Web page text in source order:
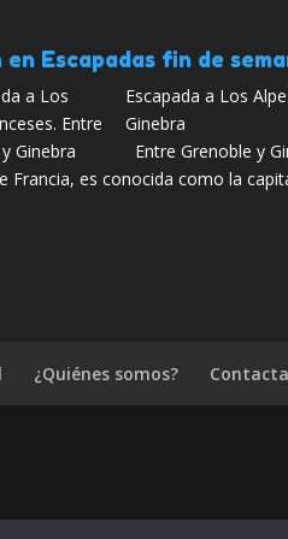
en Escapadas fin de
Escapada a Los
Ginebra
Entre Grenoble y
Francia, es conocida como la
¿Quiénes somos?